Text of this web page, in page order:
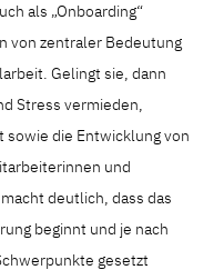
als „Onboarding“
von zentraler Bedeutung
Gelingt sie, dann
Stress vermieden,
sowie die Entwicklung von
und
deutlich, dass das
beginnt und je nach
gesetzt